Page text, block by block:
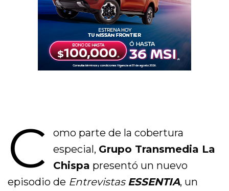
C
omo parte de la cobertura
especial, Grupo Transmedia La
Chispa presentó un nuevo
episodio de Entrevistas ESSENTIA, un